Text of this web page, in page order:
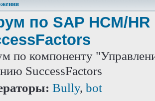
по SAP HCM/HR
по компоненту
SuccessFactors
Bully, bot